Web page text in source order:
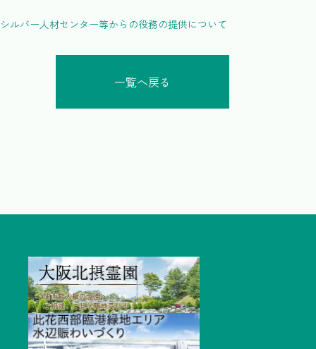
シルバー人材センター等からの役務の提供について
一覧へ戻る